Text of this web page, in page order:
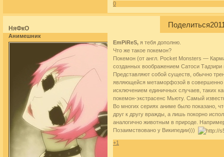
0
Поделиться
НяФкО
Анимешник
EmPiReS, я тебя дополню.
Что же такое покемон?
Покемон (от англ. Pocket Monsters —
созданных воображением Сатоси Тадзири
Представляют собой существ, обычно
являющейся метаморфозой в совершенно
исключением единичных случаев, таких
покемон-экстрасенс Мьюту. Самый
Во многих сериях аниме было показано,
друг к другу вражды, а лишь покорно
аналогично животным в природе.
Позаимствовано у Википедии)))
+1